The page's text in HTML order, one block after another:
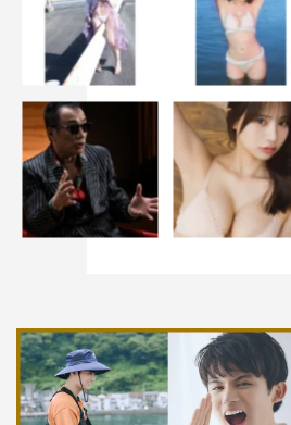
●写真／干川 修 取